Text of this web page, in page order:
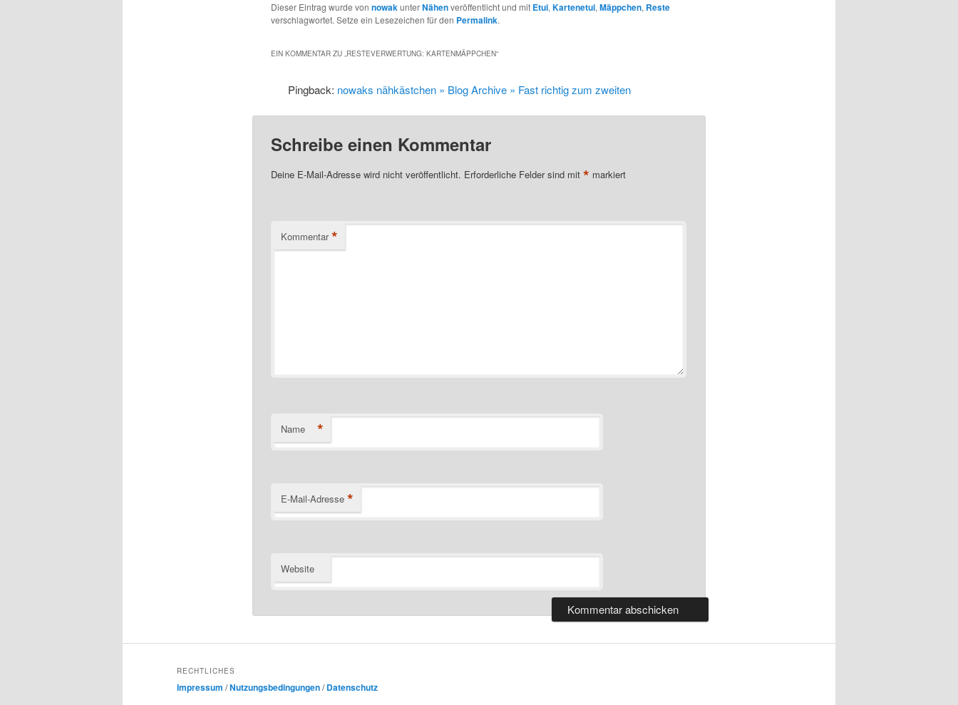
Dieser Eintrag wurde von nowakunterNähenveröffentlicht und mit Etui, Kartenetui, Mäppchen, Reste
verschlagwortet. Setze ein Lesezeichen für den Permalink.
EIN KOMMENTAR ZU „ RESTEVERWERTUNG: KARTENMÄPPCHEN“
Pingback: nowaks nähkästchen » Blog Archive » Fast richtig zum zweiten
Schreibe einen Kommentar
Deine E-Mail-Adresse wird nicht veröffentlicht. Erforderliche Felder sind mit * markiert
Kommentar *
Name *
E-Mail-Adresse *
Website
RECHTLICHES
Impressum /Nutzungsbedingungen/Datenschutz